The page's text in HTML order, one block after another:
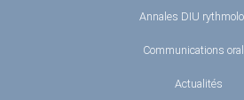
Annales DIU
Communications
Actualités